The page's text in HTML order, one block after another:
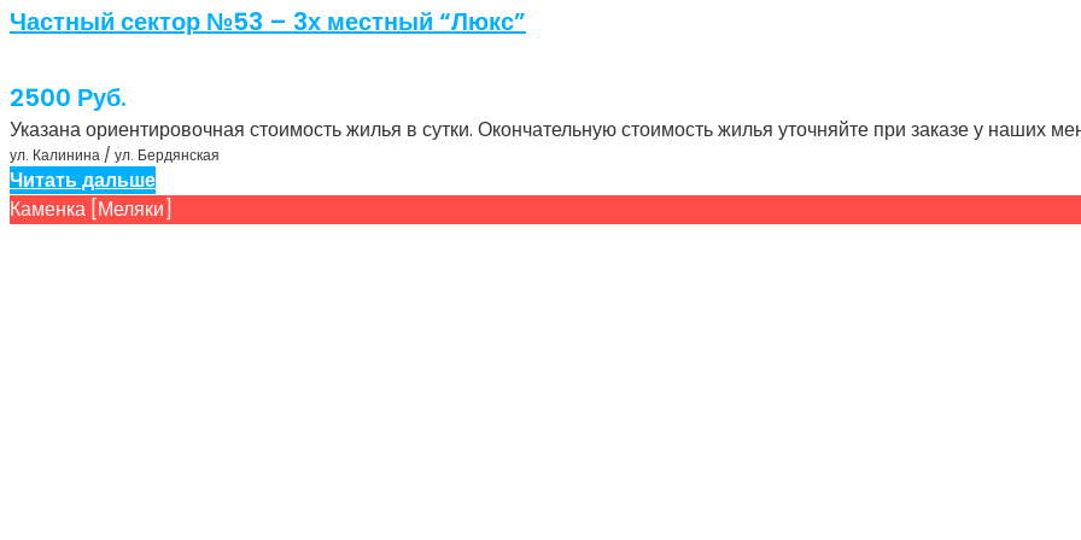
Частный сектор №53 – 3х местный “Люкс”
2500 Руб.
Указана ориентировочная стоимость жилья в сутки. Окончательную стоимость жилья уточняйте при заказе у наших
ул. Калинина / ул. Бердянская
Читать дальше
Каменка [Меляки]